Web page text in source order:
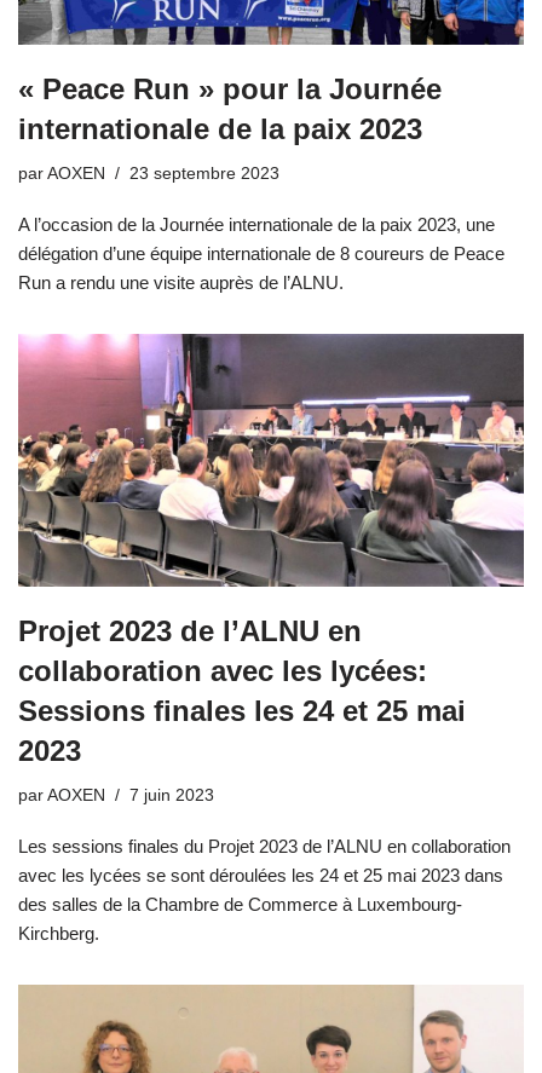
« Peace Run » pour la Journée
internationale de la paix 2023
par AOXEN 23 septembre 2023
A l’occasion de la Journée internationale de la paix 2023, une
délégation d’une équipe internationale de 8 coureurs de Peace
Run a rendu une visite auprès de l’ALNU.
Projet 2023 de l’ALNU en
collaboration avec les lycées:
Sessions finales les 24 et 25 mai
2023
par AOXEN 7 juin 2023
Les sessions finales du Projet 2023 de l’ALNU en collaboration
avec les lycées se sont déroulées les 24 et 25 mai 2023 dans
des salles de la Chambre de Commerce à Luxembourg-
Kirchberg.